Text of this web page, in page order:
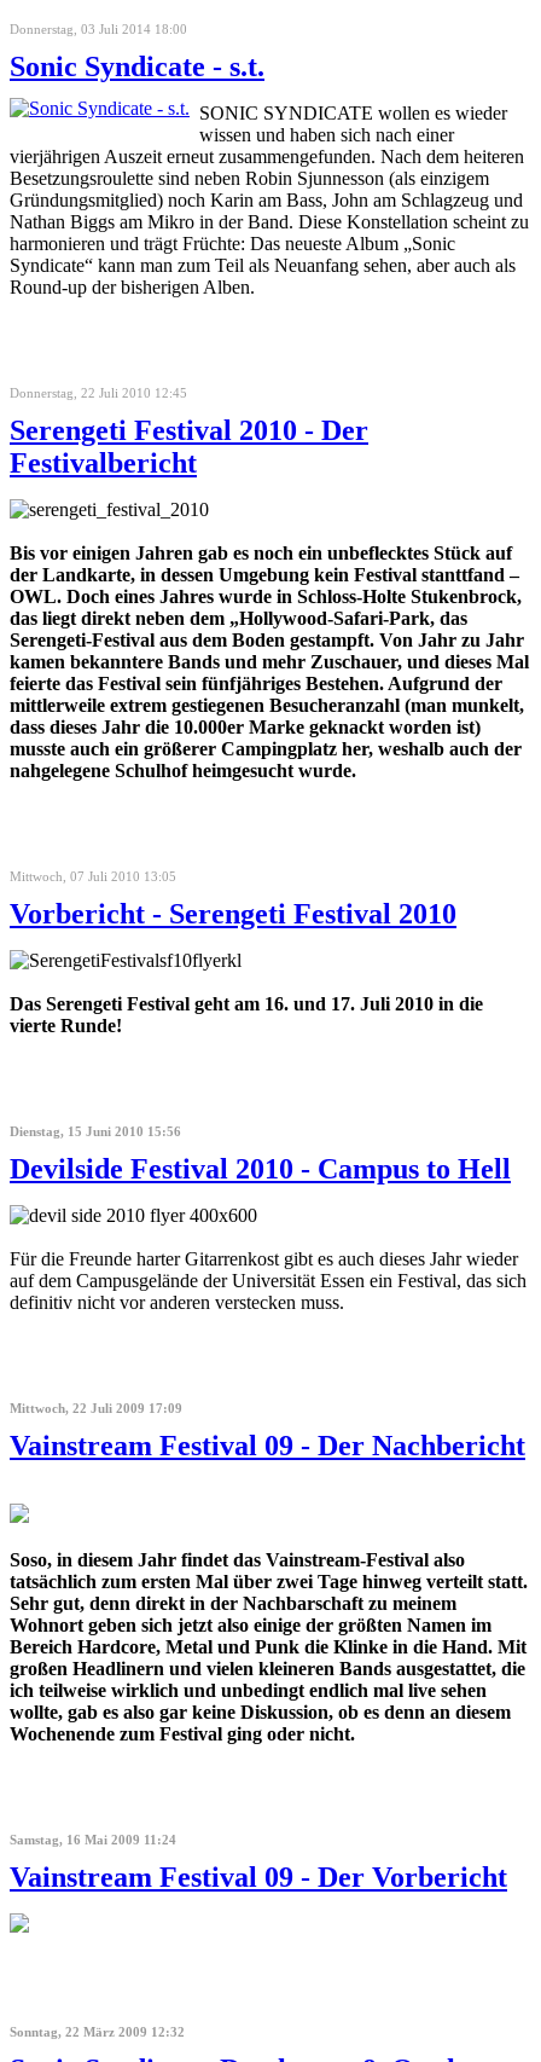
Donnerstag, 03 Juli 2014 18:00
Sonic Syndicate - s.t.
SONIC SYNDICATE wollen es wieder
wissen und haben sich nach einer
vierjährigen Auszeit erneut zusammengefunden. Nach dem heiteren
Besetzungsroulette sind neben Robin Sjunnesson (als einzigem
Gründungsmitglied) noch Karin am Bass, John am Schlagzeug und
Nathan Biggs am Mikro in der Band. Diese Konstellation scheint zu
harmonieren und trägt Früchte: Das neueste Album „Sonic
Syndicate“ kann man zum Teil als Neuanfang sehen, aber auch als
Round-up der bisherigen Alben.
Donnerstag, 22 Juli 2010 12:45
Serengeti Festival 2010 - Der
Festivalbericht
Bis vor einigen Jahren gab es noch ein unbeflecktes Stück auf
der Landkarte, in dessen Umgebung kein Festival stanttfand –
OWL. Doch eines Jahres wurde in Schloss-Holte Stukenbrock,
das liegt direkt neben dem „Hollywood-Safari-Park, das
Serengeti-Festival aus dem Boden gestampft. Von Jahr zu Jahr
kamen bekanntere Bands und mehr Zuschauer, und dieses Mal
feierte das Festival sein fünfjähriges Bestehen. Aufgrund der
mittlerweile extrem gestiegenen Besucheranzahl (man munkelt,
dass dieses Jahr die 10.000er Marke geknackt worden ist)
musste auch ein größerer Campingplatz her, weshalb auch der
nahgelegene Schulhof heimgesucht wurde.
Mittwoch, 07 Juli 2010 13:05
Vorbericht - Serengeti Festival 2010
Das Serengeti Festival geht am 16. und 17. Juli 2010 in die
vierte Runde!
Dienstag, 15 Juni 2010 15:56
Devilside Festival 2010 - Campus to Hell
Für die Freunde harter Gitarrenkost gibt es auch dieses Jahr wieder
auf dem Campusgelände der Universität Essen ein Festival, das sich
definitiv nicht vor anderen verstecken muss.
Mittwoch, 22 Juli 2009 17:09
Vainstream Festival 09 - Der Nachbericht
Soso, in diesem Jahr findet das Vainstream-Festival also
tatsächlich zum ersten Mal über zwei Tage hinweg verteilt statt.
Sehr gut, denn direkt in der Nachbarschaft zu meinem
Wohnort geben sich jetzt also einige der größten Namen im
Bereich Hardcore, Metal und Punk die Klinke in die Hand. Mit
großen Headlinern und vielen kleineren Bands ausgestattet, die
ich teilweise wirklich und unbedingt endlich mal live sehen
wollte, gab es also gar keine Diskussion, ob es denn an diesem
Wochenende zum Festival ging oder nicht.
Samstag, 16 Mai 2009 11:24
Vainstream Festival 09 - Der Vorbericht
Sonntag, 22 März 2009 12:32